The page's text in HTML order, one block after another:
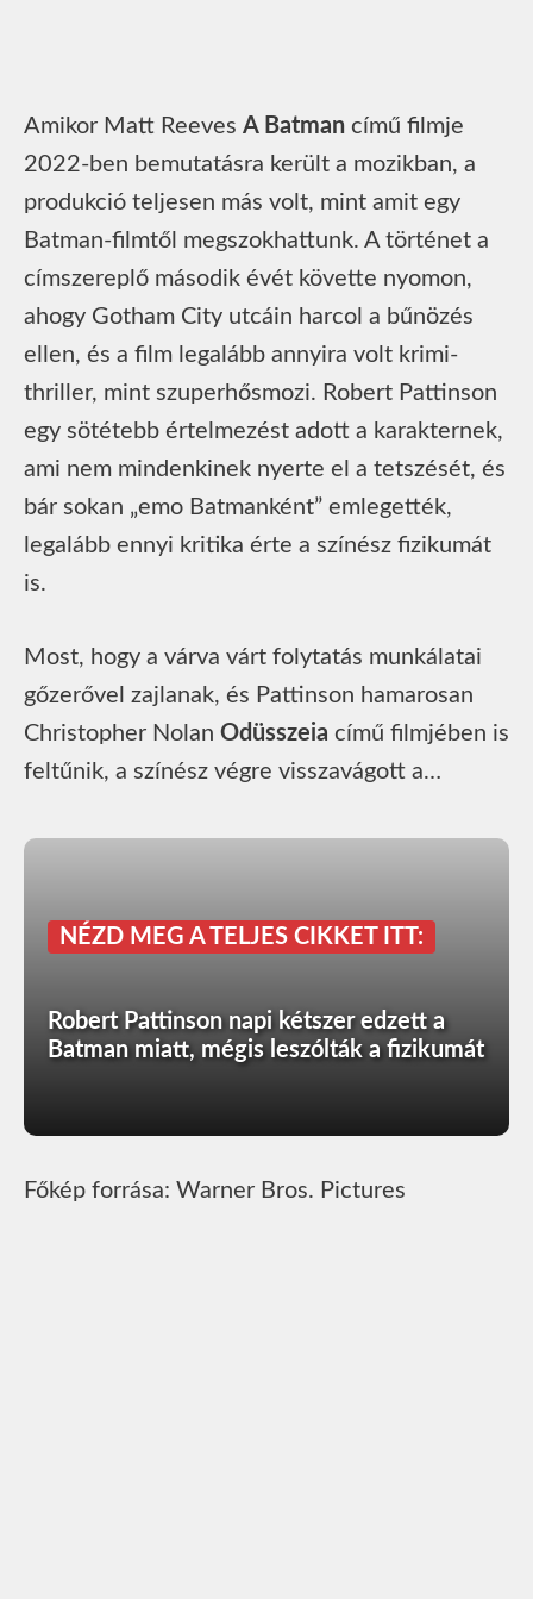
Amikor Matt Reeves A Batman című filmje
2022-ben bemutatásra került a mozikban, a
produkció teljesen más volt, mint amit egy
Batman-filmtől megszokhattunk. A történet a
címszereplő második évét követte nyomon,
ahogy Gotham City utcáin harcol a bűnözés
ellen, és a film legalább annyira volt krimi-
thriller, mint szuperhősmozi. Robert Pattinson
egy sötétebb értelmezést adott a karakternek,
ami nem mindenkinek nyerte el a tetszését, és
bár sokan „emo Batmanként” emlegették,
legalább ennyi kritika érte a színész fizikumát
is.
Most, hogy a várva várt folytatás munkálatai
gőzerővel zajlanak, és Pattinson hamarosan
Christopher Nolan Odüsszeia című filmjében is
feltűnik, a színész végre visszavágott a…
NÉZD MEG A TELJES CIKKET ITT:
Robert Pattinson napi kétszer edzett a
Batman miatt, mégis leszólták a fizikumát
Főkép forrása: Warner Bros. Pictures